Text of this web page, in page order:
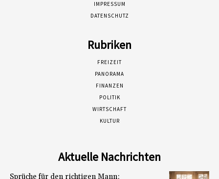
IMPRESSUM
DATENSCHUTZ
Rubriken
FREIZEIT
PANORAMA
FINANZEN
POLITIK
WIRTSCHAFT
KULTUR
Aktuelle Nachrichten
Sprüche für den richtigen Mann: